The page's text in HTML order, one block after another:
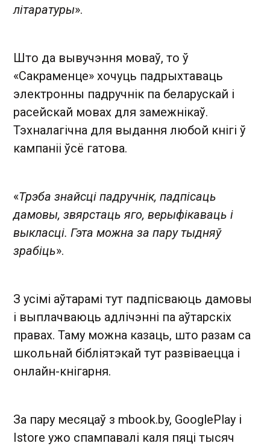
літаратуры».
Што да вывучэння моваў, то ў
«Сакраменце» хочуць падрыхтаваць
электронны падручнік па беларускай і
расейскай мовах для замежнікаў.
Тэхналагічна для выдання любой кнігі ў
кампаніі ўсё гатова.
«Трэба знайсці падручнік, падпісаць
дамовы, звярстаць яго, верыфікаваць і
выкласці. Гэта можна за пару тыдняў
зрабіць».
З усімі аўтарамі тут падпісваюць дамовы
і выплачваюць адлічэнні па аўтарскіх
правах. Таму можна казаць, што разам са
школьнай бібліятэкай тут развіваецца і
онлайн-кнігарня.
За пару месяцаў з mbook.by, GooglePlay і
Istore ужо спампавалі каля пяці тысяч